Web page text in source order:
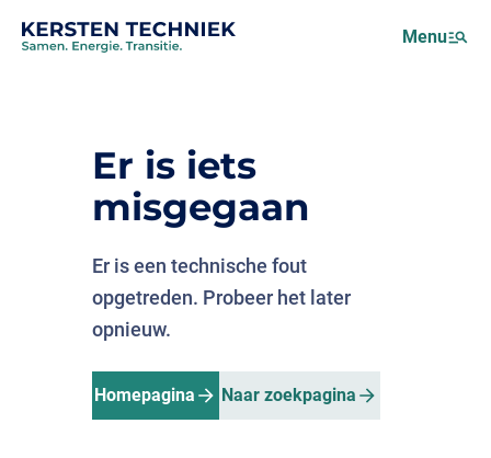
Over ons
Projecten
Menu
Er is iets
misgegaan
Er is een technische fout
opgetreden. Probeer het later
opnieuw.
Homepagina Naar zoekpagina